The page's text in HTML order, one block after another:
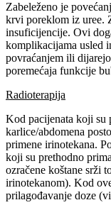
Zabeleženo je
krvi poreklom iz uree.
insuficijencije. Ovi
komplikacijama usled
povraćanjem ili
poremećaja funkcije
Radioterapija
Kod pacijenata koji su
karlice/abdomena
primene irinotekana.
koji su prethodno
ozračene koštane srži
irinotekanom). Kod
prilagođavanje doze